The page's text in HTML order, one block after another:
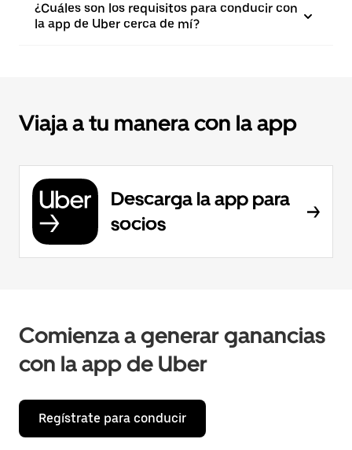
¿Cuáles son los requisitos para conducir con
la app de Uber cerca de mí?
Viaja a tu manera con la app
Descarga la app para
socios
Comienza a generar ganancias
con la app de Uber
Regístrate para conducir